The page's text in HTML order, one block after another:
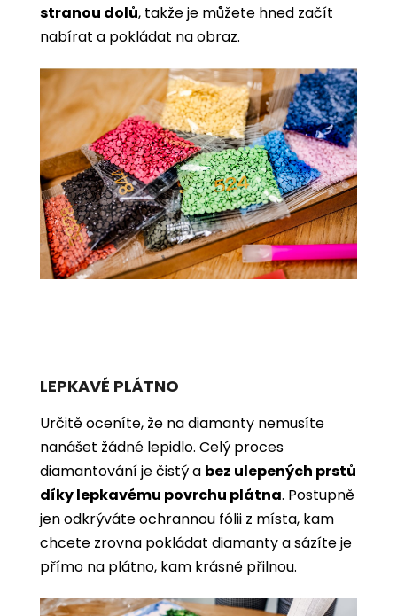
stranou dolů, takže je můžete hned začít
nabírat a pokládat na obraz.
LEPKAVÉ PLÁTNO
Určitě oceníte, že na diamanty nemusíte
nanášet žádné lepidlo. Celý proces
diamantování je čistý a bez ulepených prstů
díky lepkavému povrchu plátna. Postupně
jen odkrýváte ochrannou fólii z místa, kam
chcete zrovna pokládat diamanty a sázíte je
přímo na plátno, kam krásně přilnou.